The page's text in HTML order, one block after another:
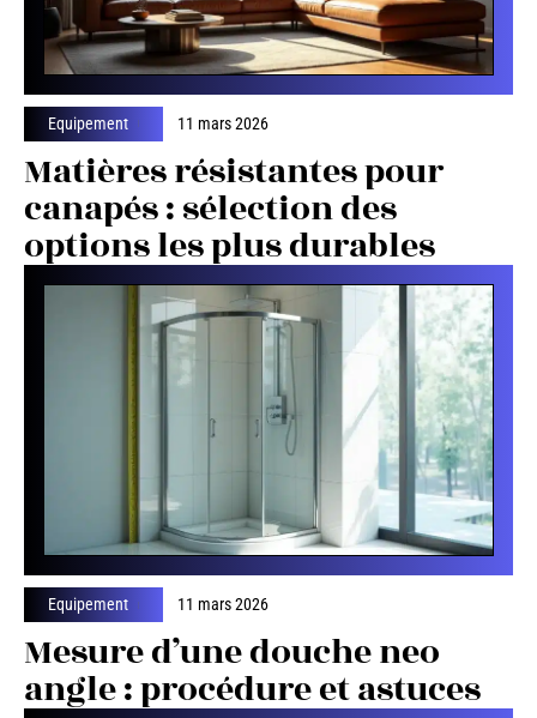
Equipement 11 mars 2026
Matières résistantes pour
canapés : sélection des
options les plus durables
Equipement 11 mars 2026
Mesure d’une douche neo
angle : procédure et astuces